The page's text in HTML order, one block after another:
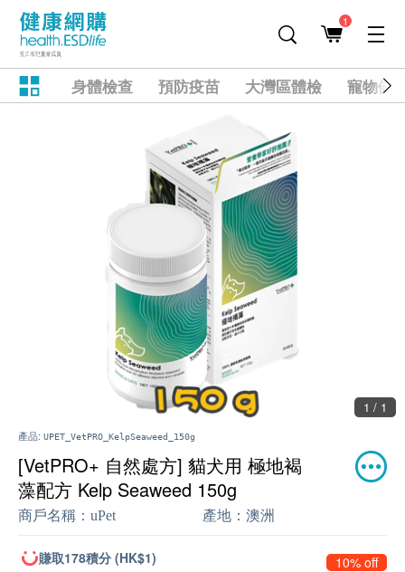
1
身體檢查 預防疫苗 大灣區體檢 寵物健
1 / 1
產品: UPET_VetPRO_KelpSeaweed_150g
[VetPRO+ 自然處方] 貓犬用 極地褐
藻配方 Kelp Seaweed 150g
商戶名稱： uPet 產地： 澳洲
賺取178積分 (HK$1) 10% off